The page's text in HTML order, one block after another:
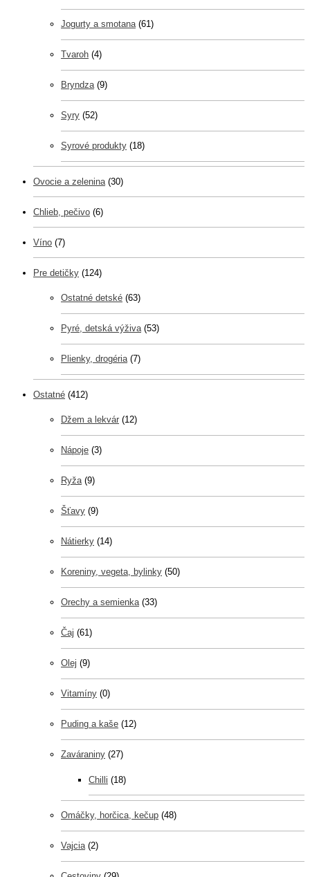
Jogurty a smotana (61)
Tvaroh (4)
Bryndza (9)
Syry (52)
Syrové produkty (18)
Ovocie a zelenina (30)
Chlieb, pečivo (6)
Víno (7)
Pre detičky (124)
Ostatné detské (63)
Pyré, detská výživa (53)
Plienky, drogéria (7)
Ostatné (412)
Džem a lekvár (12)
Nápoje (3)
Ryža (9)
Šťavy (9)
Nátierky (14)
Koreniny, vegeta, bylinky (50)
Orechy a semienka (33)
Čaj (61)
Olej (9)
Vitamíny (0)
Puding a kaše (12)
Zaváraniny (27)
Chilli (18)
Omáčky, horčica, kečup (48)
Vajcia (2)